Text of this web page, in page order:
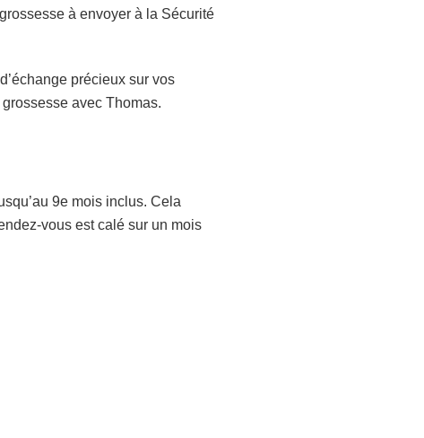
à envoyer à la Sécurité
précieux sur vos
avec Thomas.
9e mois inclus. Cela
vous est calé sur un mois